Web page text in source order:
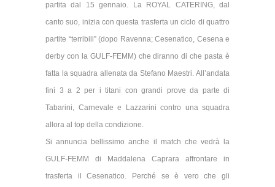
partita dal 15 gennaio. La ROYAL CATERING, dal
canto suo, inizia con questa trasferta un ciclo di quattro
partite “terribili” (dopo Ravenna; Cesenatico, Cesena e
derby con la GULF-FEMM) che diranno di che pasta è
fatta la squadra allenata da Stefano Maestri. All’andata
finì 3 a 2 per i titani con grandi prove da parte di
Tabarini, Carnevale e Lazzarini contro una squadra
allora al top della condizione.
Si annuncia bellissimo anche il match che vedrà la
GULF-FEMM di Maddalena Caprara affrontare in
trasferta il Cesenatico. Perché se è vero che gli